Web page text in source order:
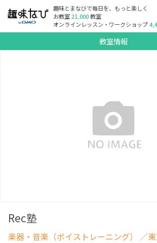
趣味とまなびで毎日を、もっと楽しく
お教室21,000教室
オンラインレッスン・ワークショップ
教室情報
Rec塾
楽器・音楽（ボイストレーニング） ／